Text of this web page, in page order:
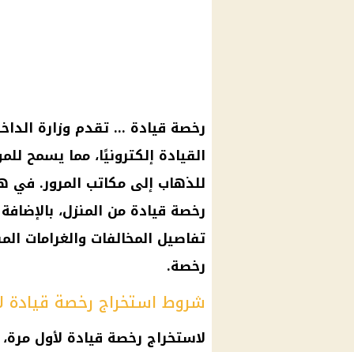
رخصة قيادة … تقدم وزارة
القيادة إلكترونيًا، مما يسمح
للذهاب إلى مكاتب المرور. في
رخصة قيادة من المنزل،
تفاصيل المخالفات والغرامات
رخصة.
شروط استخراج رخصة قيادة
لاستخراج رخصة قيادة لأول